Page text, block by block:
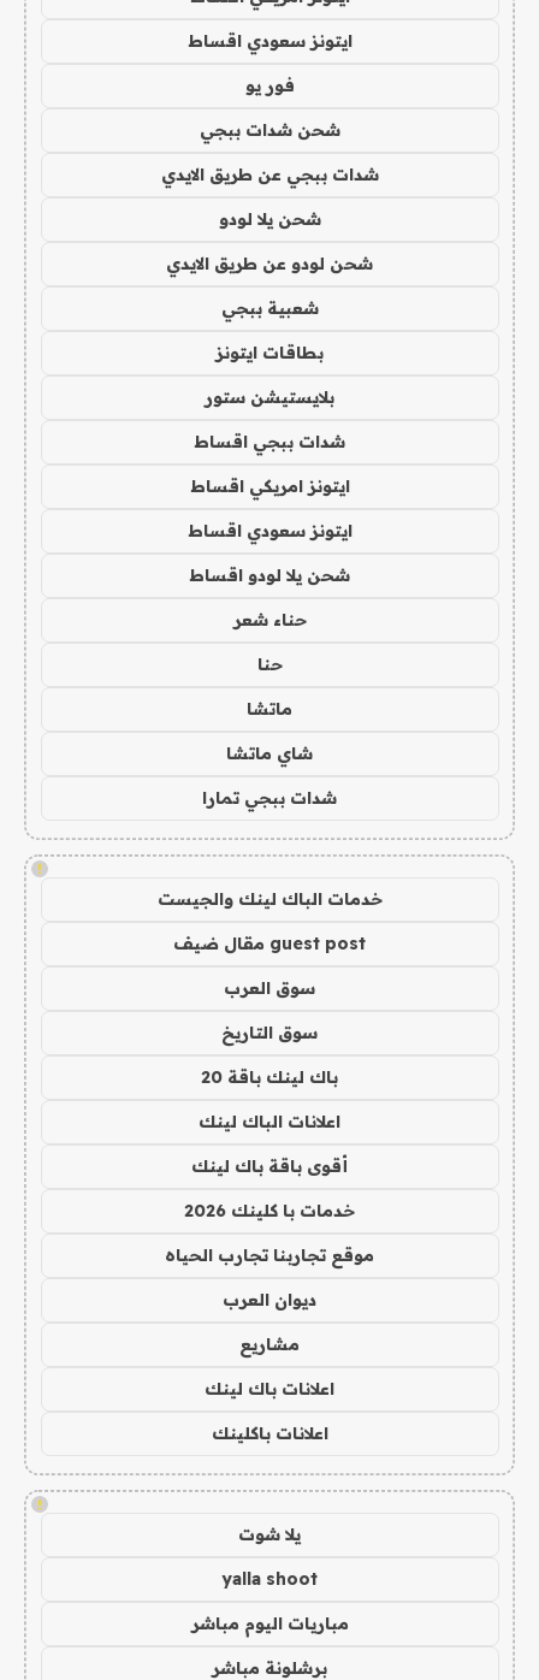
ايتونز سعودي اقساط
فور يو
شحن شدات ببجي
شدات ببجي عن طريق الايدي
شحن يلا لودو
شحن لودو عن طريق الايدي
شعبية ببجي
بطاقات ايتونز
بلايستيشن ستور
شدات ببجي اقساط
ايتونز امريكي اقساط
ايتونز سعودي اقساط
شحن يلا لودو اقساط
حناء شعر
حنا
ماتشا
شاي ماتشا
شدات ببجي تمارا
!
خدمات الباك لينك والجيست
guest post مقال ضيف
سوق العرب
سوق التاريخ
باك لينك باقة 20
اعلانات الباك لينك
أقوى باقة باك لينك
خدمات با كلينك 2026
موقع تجاربنا تجارب الحياه
ديوان العرب
مشاريع
اعلانات باك لينك
اعلانات باكلينك
!
يلا شوت
yalla shoot
مباريات اليوم مباشر
برشلونة مباشر